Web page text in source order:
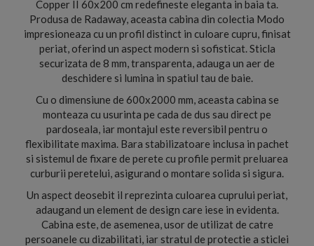
Copper II 60x200 cm redefineste eleganta in baia ta.
Produsa de Radaway, aceasta cabina din colectia Modo
impresioneaza cu un profil distinct in culoare cupru, finisat
periat, oferind un aspect modern si sofisticat. Sticla
securizata de 8 mm, transparenta, adauga un aer de
deschidere si lumina in spatiul tau de baie.
Cu o dimensiune de 600x2000 mm, aceasta cabina se
monteaza cu usurinta pe cada de dus sau direct pe
pardoseala, iar montajul este reversibil pentru o
flexibilitate maxima. Bara stabilizatoare inclusa in pachet
si sistemul de fixare de perete cu profile permit preluarea
curburii peretelui, asigurand o montare solida si sigura.
Un aspect deosebit il reprezinta culoarea cuprului periat,
adaugand un element de design care iese in evidenta.
Cabina este, de asemenea, usor de utilizat de catre
persoanele cu dizabilitati, iar stratul de protectie a sticlei